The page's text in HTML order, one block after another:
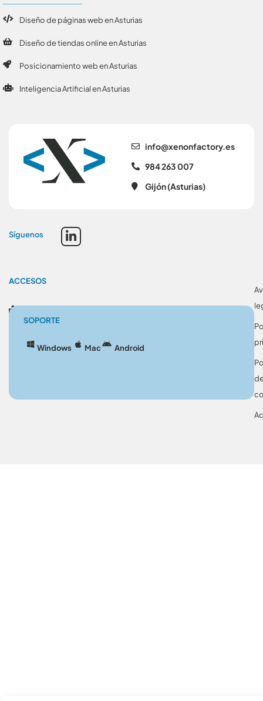
se.yrotcafnonex@ofni
984 263 007
Gijón (Asturias)
Síguenos
Diseño de páginas web en Asturias
Diseño de tiendas online en Asturias
Posicionamiento web en Asturias
Inteligencia Artificial en Asturias
ACCESOS
SOPORTE
Windows Mac Android